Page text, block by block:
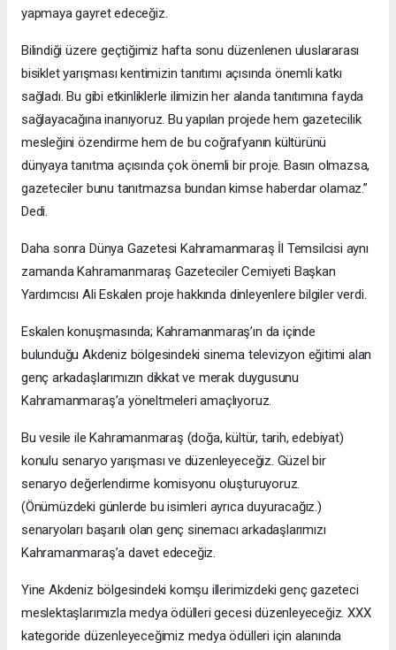
yapmaya gayret edeceğiz.
Bilindiği üzere geçtiğimiz hafta sonu düzenlenen uluslararası
bisiklet yarışması kentimizin tanıtımı açısında önemli katkı
sağladı. Bu gibi etkinliklerle ilimizin her alanda tanıtımına fayda
sağlayacağına inanıyoruz. Bu yapılan projede hem gazetecilik
mesleğini özendirme hem de bu coğrafyanın kültürünü
dünyaya tanıtma açısında çok önemli bir proje. Basın olmazsa,
gazeteciler bunu tanıtmazsa bundan kimse haberdar olamaz.”
Dedi.
Daha sonra Dünya Gazetesi Kahramanmaraş İl Temsilcisi aynı
zamanda Kahramanmaraş Gazeteciler Cemiyeti Başkan
Yardımcısı Ali Eskalen proje hakkında dinleyenlere bilgiler verdi.
Eskalen konuşmasında; Kahramanmaraş’ın da içinde
bulunduğu Akdeniz bölgesindeki sinema televizyon eğitimi alan
genç arkadaşlarımızın dikkat ve merak duygusunu
Kahramanmaraş’a yöneltmeleri amaçlıyoruz.
Bu vesile ile Kahramanmaraş (doğa, kültür, tarih, edebiyat)
konulu senaryo yarışması ve düzenleyeceğiz. Güzel bir
senaryo değerlendirme komisyonu oluşturuyoruz.
(Önümüzdeki günlerde bu isimleri ayrıca duyuracağız.)
senaryoları başarılı olan genç sinemacı arkadaşlarımızı
Kahramanmaraş’a davet edeceğiz.
Yine Akdeniz bölgesindeki komşu illerimizdeki genç gazeteci
meslektaşlarımızla medya ödülleri gecesi düzenleyeceğiz. XXX
kategoride düzenleyeceğimiz medya ödülleri için alanında